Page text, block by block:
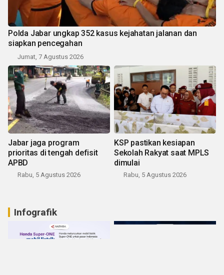
Polda Jabar ungkap 352 kasus kejahatan jalanan dan
siapkan pencegahan
Jumat, 7 Agustus 2026
Jabar jaga program
prioritas di tengah defisit
APBD
Rabu, 5 Agustus 2026
KSP pastikan kesiapan
Sekolah Rakyat saat MPLS
dimulai
Rabu, 5 Agustus 2026
Infografik